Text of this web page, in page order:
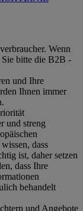
Wenn
Sie bitte die B2B -
und Ihre
Ihnen immer
und streng
dass
ist, daher setzen
dass Ihre
behandelt
und Angebote